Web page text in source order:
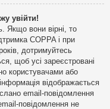
увійти!
Якщо вони вірні, то
COPPA і при
дотримуйтесь
щоб усі зареєстровані
користувачами або
відображається
email-повідомлення
повідомлення не